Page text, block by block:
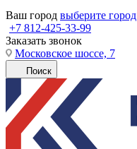
Ваш город выберите город
+7 812-425-33-99
Заказать звонок
Московское шоссе, 7
Поиск